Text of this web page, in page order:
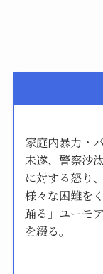
家庭内暴力・
未遂、警察沙
に対する怒り
様々な困難を
踊る」ユーモ
を綴る。